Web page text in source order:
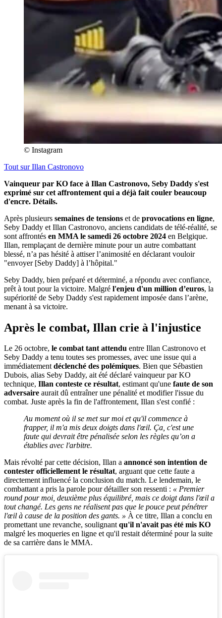
© Instagram
Tout surIllan Castronovo
Vainqueur par KO face à Illan Castronovo, Seby Daddy s'est
exprimé sur cet affrontement qui a déjà fait couler beaucoup
d'encre. Détails.
Après plusieurs semaines de tensions et de provocations en ligne,
Seby Daddy et Illan Castronovo, anciens candidats de télé-réalité, se
sont affrontés en MMA le samedi 26 octobre 2024 en Belgique.
Illan, remplaçant de dernière minute pour un autre combattant
blessé, n’a pas hésité à attiser l’animosité en déclarant vouloir
"envoyer [Seby Daddy] à l’hôpital."
Seby Daddy, bien préparé et déterminé, a répondu avec confiance,
prêt à tout pour la victoire. Malgré l'enjeu d'un million d’euros, la
supériorité de Seby Daddy s'est rapidement imposée dans l’arène,
menant à sa victoire.
Après le combat, Illan crie à l'injustice
Le 26 octobre, le combat tant attendu entre Illan Castronovo et
Seby Daddy a tenu toutes ses promesses, avec une issue qui a
immédiatementdéclenché des polémiques. Bien que Sébastien
Dubois, alias Seby Daddy, ait été déclaré vainqueur par KO
technique, Illan conteste ce résultat, estimant qu'une faute de son
adversaire aurait dû entraîner une pénalité et modifier l'issue du
combat. Juste après la fin de l'affrontement, Illan s'est confié :
Au moment où il se met sur moi et qu'il commence à
frapper, il m'a mis deux doigts dans l'œil. Ça, c'est une
faute qui devrait être pénalisée selon les règles qu’on a
établies avec l'arbitre.
Mais révolté par cette décision, Illan a annoncé son intention de
contester officiellement le résultat, arguant que cette faute a
directement influencé la conclusion du match. Le lendemain, le
combattant a pris la parole pour détailler son ressenti : « Premier
round pour moi, deuxième plus équilibré, mais ce doigt dans l'œil a
tout changé. Les gens ne réalisent pas que le pouce peut pénétrer
l'œil à cause de la position des gants. » À ce titre, Illan a conclu en
promettant une revanche, soulignantqu'il n'avait pas été mis KO
malgré les moqueries en ligne et qu'il restait déterminé pour la suite
de sa carrière dans le MMA.